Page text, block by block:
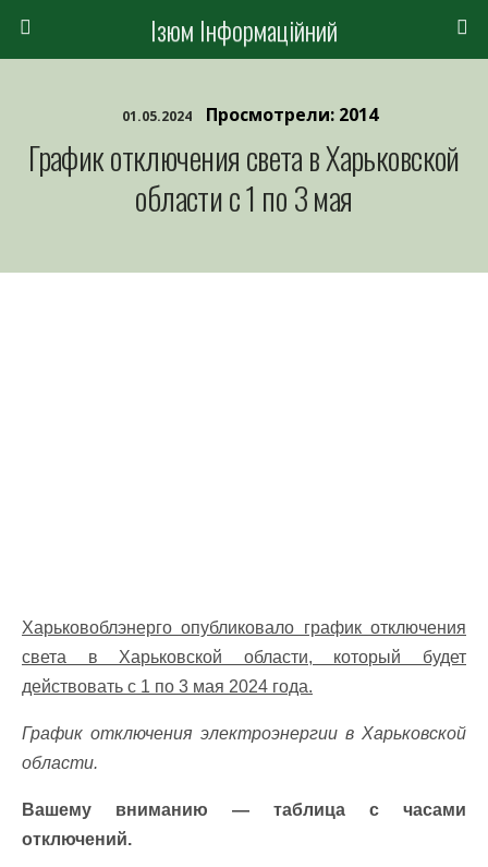
Ізюм Інформаційний
01.05.2024 Просмотрели: 2014
График отключения света в Харьковской
области с 1 по 3 мая
Харьковоблэнерго опубликовало график отключения
света в Харьковской области, который будет
действовать с 1 по 3 мая 2024 года.
График отключения электроэнергии в Харьковской
области.
Вашему вниманию — таблица с часами
отключений.